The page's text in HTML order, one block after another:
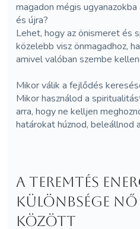
magadon mégis
és újra?
Lehet, hogy az önismeret és
közelebb visz önmagadhoz,
amivel valóban szembe
Mikor válik a fejlődés
Mikor használod a
arra, hogy ne kelljen
határokat húznod, beleállnod
A teremtés
különbsége nő
között